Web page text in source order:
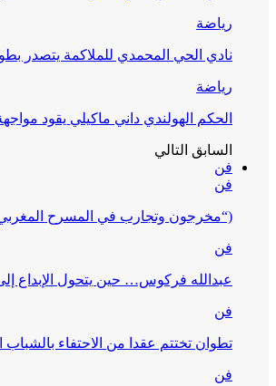
رياضة
نادي الحي المحمدي للملاكمة يتصدر
رياضة
الحكم الهولندي داني ماكيلي يقود
السابق التالي
فن
فن
(“مخرجون وتجارب في المسرح
فن
عبدالله فركوس… حين يتحول الإبداع
فن
تطوان تختتم عقدا من الاحتفاء
فن